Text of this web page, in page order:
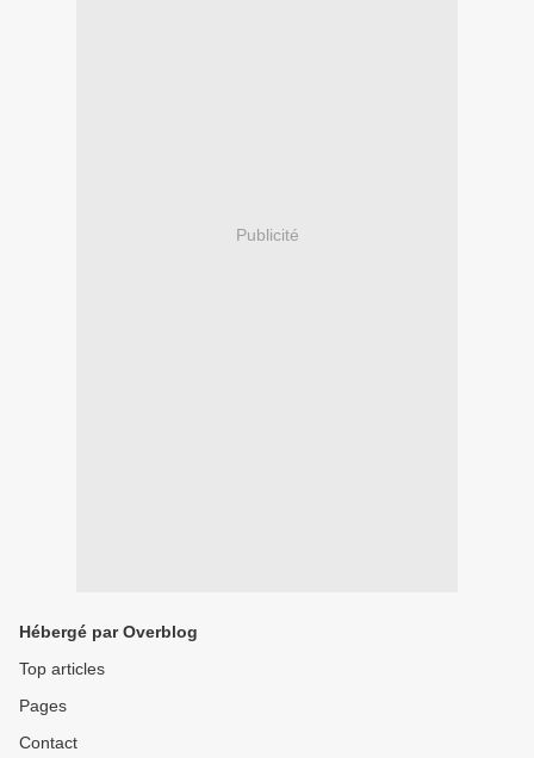
Publicité
Hébergé par Overblog
Top articles
Pages
Contact